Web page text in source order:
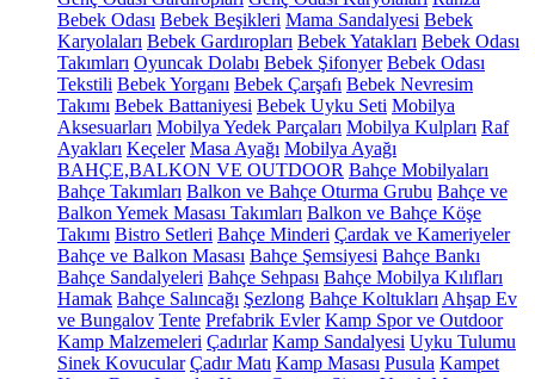
Bebek Odası Bebek Beşikleri Mama Sandalyesi Bebek
Karyolaları Bebek Gardıropları Bebek Yatakları Bebek Odası
Takımları Oyuncak Dolabı Bebek Şifonyer Bebek Odası
Tekstili Bebek Yorganı Bebek Çarşafı Bebek Nevresim
Takımı Bebek Battaniyesi Bebek Uyku Seti Mobilya
Aksesuarları Mobilya Yedek Parçaları Mobilya Kulpları Raf
Ayakları Keçeler Masa Ayağı Mobilya Ayağı
BAHÇE,BALKON VE OUTDOOR Bahçe Mobilyaları
Bahçe Takımları Balkon ve Bahçe Oturma Grubu Bahçe ve
Balkon Yemek Masası Takımları Balkon ve Bahçe Köşe
Takımı Bistro Setleri Bahçe Minderi Çardak ve Kameriyeler
Bahçe ve Balkon Masası Bahçe Şemsiyesi Bahçe Bankı
Bahçe Sandalyeleri Bahçe Sehpası Bahçe Mobilya Kılıfları
Hamak Bahçe Salıncağı Şezlong Bahçe Koltukları Ahşap Ev
ve Bungalov Tente Prefabrik Evler Kamp Spor ve Outdoor
Kamp Malzemeleri Çadırlar Kamp Sandalyesi Uyku Tulumu
Sinek Kovucular Çadır Matı Kamp Masası Pusula Kampet